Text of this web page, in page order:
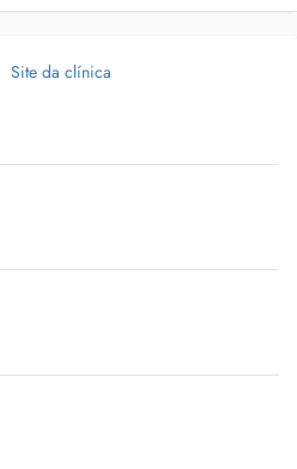
Site da clínica